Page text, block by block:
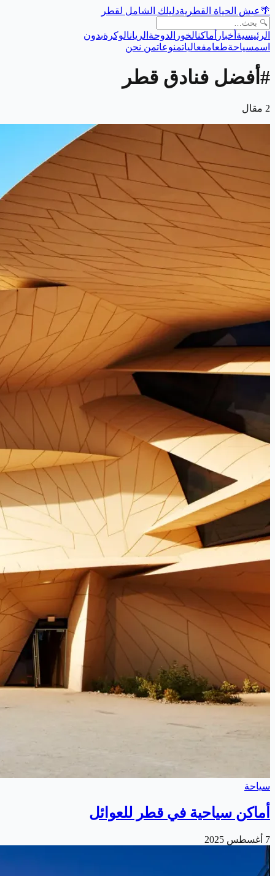
🌴عيش الحياة القطريةدليلك الشامل لقطر
الرئيسية أخبار أماكنالخور الدوحة الريانالوكرةبدون
اسمسياحةطعامفعالياتمنوعاتمن نحن
# أفضل فنادق قطر
2 مقال
سياحة
أماكن سياحية في قطر للعوائل
7 أغسطس 2025